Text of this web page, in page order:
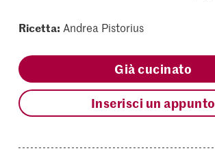
Ricetta: Andrea Pistorius
Già cucinato
Inserisci un appunto